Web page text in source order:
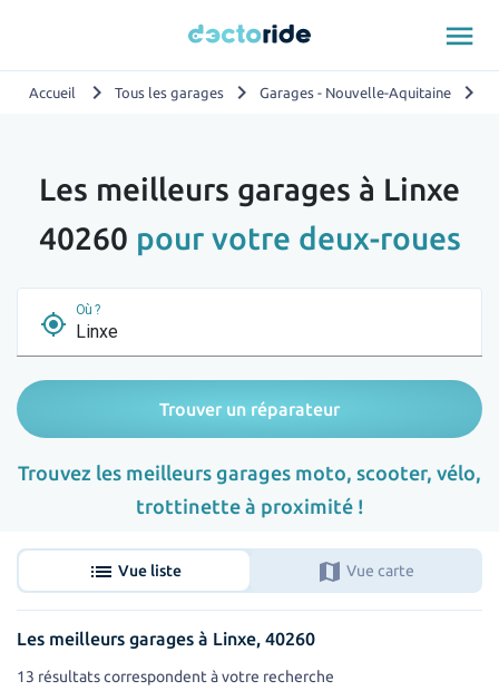
menu
Accueil chevron_right Tous les garages chevron_right Garages - Nouvelle-Aquitaine chevron_right
Les meilleurs garages à Linxe
40260 pour votre deux-roues
my_location
Où ?
Trouver un réparateur
Trouvez les meilleurs garages moto, scooter, vélo,
trottinette à proximité !
list Vue liste map Vue carte
Les meilleurs garages à Linxe, 40260
13 résultats correspondent à votre recherche